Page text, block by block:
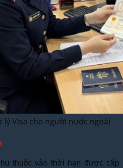
lý Visa cho người nước ngoài
thuộc vào thời hạn được cấp